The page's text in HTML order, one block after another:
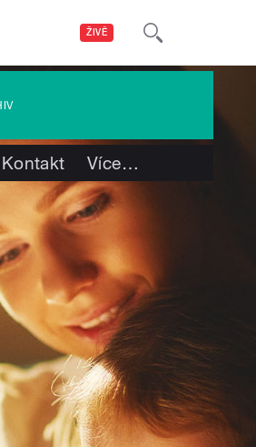
ŽIVĚ
Kontakt Více…